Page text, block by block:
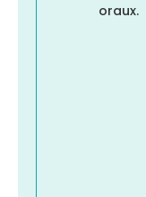
oraux.